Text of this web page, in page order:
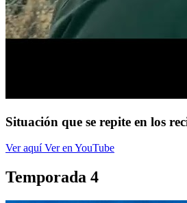
Situación que se repite en los
Ver aquíVer en YouTube
Temporada 4